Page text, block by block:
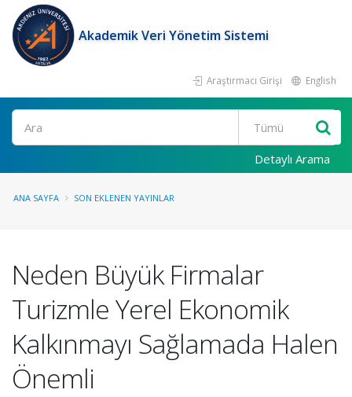
Akademik Veri Yönetim Sistemi
Araştırmacı Girişi English
Ara
Detaylı Arama
ANA SAYFA SON EKLENEN YAYINLAR
Neden Büyük Firmalar
Turizmle Yerel Ekonomik
Kalkınmayı Sağlamada Halen
Önemli